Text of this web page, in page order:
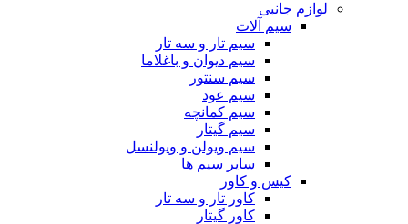
لوازم جانبی
سیم آلات
سیم تار و سه تار
سیم دیوان و باغلاما
سیم سنتور
سیم عود
سیم کمانچه
سیم گیتار
سیم ویولن و ویولنسل
سایر سیم ها
کیس و کاور
کاور تار و سه تار
کاور گیتار